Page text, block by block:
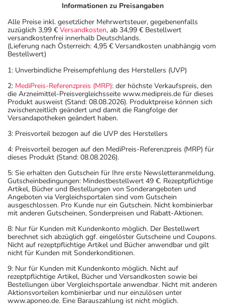
Informationen zu Preisangaben
Alle Preise inkl. gesetzlicher Mehrwertsteuer, gegebenenfalls
zuzüglich 3,99 € Versandkosten, ab 34,99 € Bestellwert
versandkostenfrei innerhalb Deutschlands.
(Lieferung nach Österreich: 4,95 € Versandkosten unabhängig vom
Bestellwert)
1: Unverbindliche Preisempfehlung des Herstellers (UVP)
2: MediPreis-Referenzpreis (MRP): der höchste Verkaufspreis, den
die Arzneimittel-Preisvergleichsseite www.medipreis.de für dieses
Produkt ausweist (Stand: 08.08.2026). Produktpreise können sich
zwischenzeitlich geändert und damit die Rangfolge der
Versandapotheken geändert haben.
3: Preisvorteil bezogen auf die UVP des Herstellers
4: Preisvorteil bezogen auf den MediPreis-Referenzpreis (MRP) für
dieses Produkt (Stand: 08.08.2026).
5: Sie erhalten den Gutschein für Ihre erste Newsletteranmeldung.
Gutscheinbedingungen: Mindestbestellwert 49 €. Rezeptpflichtige
Artikel, Bücher und Bestellungen von Sonderangeboten und
Angeboten via Vergleichsportalen sind vom Gutschein
ausgeschlossen. Pro Kunde nur ein Gutschein. Nicht kombinierbar
mit anderen Gutscheinen, Sonderpreisen und Rabatt-Aktionen.
8: Nur für Kunden mit Kundenkonto möglich. Der Bestellwert
berechnet sich abzüglich ggf. eingelöster Gutscheine und Coupons.
Nicht auf rezeptpflichtige Artikel und Bücher anwendbar und gilt
nicht für Kunden mit Sonderkonditionen.
9: Nur für Kunden mit Kundenkonto möglich. Nicht auf
rezeptpflichtige Artikel, Bücher und Versandkosten sowie bei
Bestellungen über Vergleichsportale anwendbar. Nicht mit anderen
Aktionsvorteilen kombinierbar und nur einzulösen unter
www.aponeo.de. Eine Barauszahlung ist nicht möglich.